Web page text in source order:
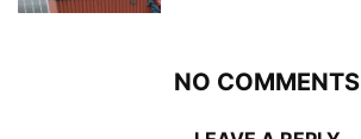
NO COMMENTS